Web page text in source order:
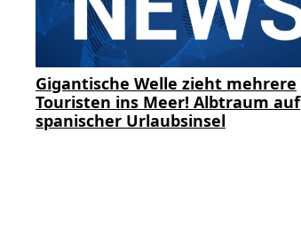
Gigantische Welle zieht mehrere
Touristen ins Meer! Albtraum auf
spanischer Urlaubsinsel